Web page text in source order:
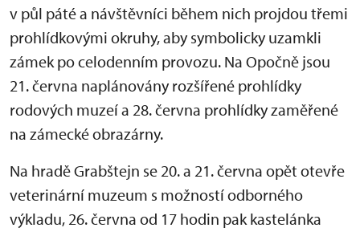
v půl páté a návštěvníci během nich projdou třemi
prohlídkovými okruhy, aby symbolicky uzamkli
zámek po celodenním provozu. Na Opočně jsou
21. června naplánovány rozšířené prohlídky
rodových muzeí a 28. června prohlídky zaměřené
na zámecké obrazárny.
Na hradě Grabštejn se 20. a 21. června opět otevře
veterinární muzeum s možností odborného
výkladu, 26. června od 17 hodin pak kastelánka